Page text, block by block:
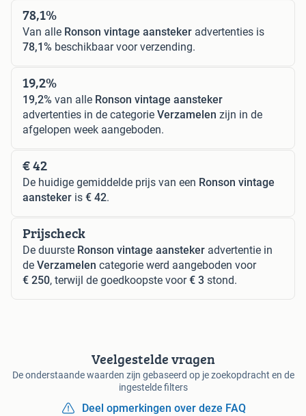
78,1%
Van alle Ronson vintage aansteker advertenties is
78,1% beschikbaar voor verzending.
19,2%
19,2% van alle Ronson vintage aansteker
advertenties in de categorie Verzamelen zijn in de
afgelopen week aangeboden.
€ 42
De huidige gemiddelde prijs van een Ronson vintage
aansteker is € 42.
Prijscheck
De duurste Ronson vintage aansteker advertentie in
de Verzamelen categorie werd aangeboden voor
€ 250, terwijl de goedkoopste voor€ 3 stond.
Veelgestelde vragen
De onderstaande waarden zijn gebaseerd op je zoekopdracht en de
ingestelde filters
Deel opmerkingen over deze FAQ